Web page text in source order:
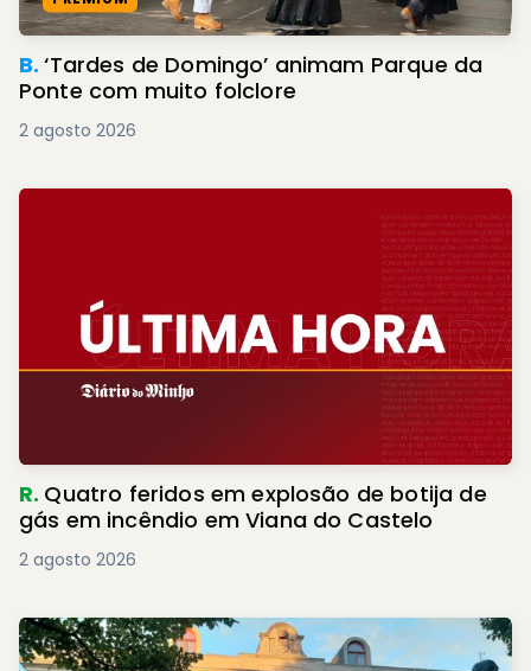
B.‘Tardes de Domingo’ animam Parque da
Ponte com muito folclore
2 agosto 2026
R. Quatro feridos em explosão de botija de
gás em incêndio em Viana do Castelo
2 agosto 2026